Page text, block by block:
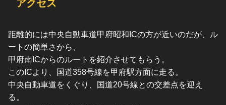
アクセス
距離的には中央自動車道甲府昭和ICの方が近いのだが、ル
ートの簡単さから、
甲府南ICからのルートを紹介させてもらう。
このICより、国道358号線を甲府駅方面に走る。
中央自動車道をくぐり、国道20号線との交差点を迎え
る。